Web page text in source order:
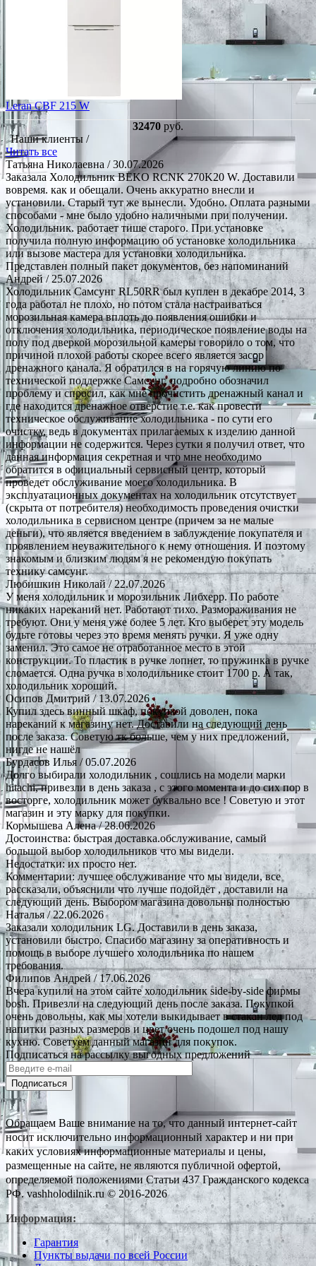
Leran CBF 215 W
32470 руб.
Наши клиенты /
Читать все
Татьяна Николаевна / 30.07.2026
Заказала Холодильник BEKO RCNK 270K20 W. Доставили
вовремя. как и обещали. Очень аккуратно внесли и
установили. Старый тут же вынесли. Удобно. Оплата разными
способами - мне было удобно наличными при получении.
Холодильник. работает тише старого. При установке
получила полную информацию об установке холодильника
или вызове мастера для установки холодильника.
Представлен полный пакет документов, без напоминаний
Андрей/ 25.07.2026
Холодильник Самсунг RL50RR был куплен в декабре 2014, 3
года работал не плохо, но потом стала настраиваться
морозильная камера вплоть до появления ошибки и
отключения холодильника, периодическое появление воды на
полу под дверкой морозильной камеры говорило о том, что
причиной плохой работы скорее всего является засор
дренажного канала. Я обратился в на горячую линию по
технической поддержке Самсунг, подробно обозначил
проблему и спросил, как мне прочистить дренажный канал и
где находится дренажное отверстие т.е. как провести
техническое обслуживание холодильника - по сути его
очистку, ведь в документах прилагаемых к изделию данной
информации не содержится. Через сутки я получил ответ, что
данная информация секретная и что мне необходимо
обратится в официальный сервисный центр, который
проведет обслуживание моего холодильника. В
эксплуатационных документах на холодильник отсутствует
(скрыта от потребителя) необходимость проведения очистки
холодильника в сервисном центре (причем за не малые
деньги), что является введением в заблуждение покупателя и
проявлением неуважительного к нему отношения. И поэтому
знакомым и близким людям я не рекомендую покупать
технику самсунг.
Любишкин Николай/ 22.07.2026
У меня холодильник и морозильник Либхерр. По работе
никаких нареканий нет. Работают тихо. Размораживания не
требуют. Они у меня уже более 5 лет. Кто выберет эту модель
будьте готовы через это время менять ручки. Я уже одну
заменил. Это самое не отработанное место в этой
конструкции. То пластик в ручке лопнет, то пружинка в ручке
сломается. Одна ручка в холодильнике стоит 1700 р. А так,
холодильник хороший.
Осипов Дмитрий/ 13.07.2026
Купил здесь винный шкаф, покупкой доволен, пока
нареканий к магазину нет. Доставили на следующий день
после заказа. Советую тк больше, чем у них предложений,
нигде не нашёл
Бурдасов Илья / 05.07.2026
Долго выбирали холодильник , сошлись на модели марки
hitachi, привезли в день заказа , с этого момента и до сих пор в
восторге, холодильник может буквально все ! Советую и этот
магазин и эту марку для покупки.
Кормышева Алена/ 28.06.2026
Достоинства: быстрая доставка.обслуживание, самый
большой выбор холодильников что мы видели.
Недостатки: их просто нет.
Комментарии: лучшее обслуживание что мы видели, все
рассказали, объяснили что лучше подойдёт , доставили на
следующий день. Выбором магазина довольны полностью
Наталья/ 22.06.2026
Заказали холодильник LG. Доставили в день заказа,
установили быстро. Спасибо магазину за оперативность и
помощь в выборе лучшего холодильника по нашем
требования.
Филипов Андрей/ 17.06.2026
Вчера купили на этом сайте холодильник side-by-side фирмы
bosh. Привезли на следующий день после заказа. Покупкой
очень довольны, как мы хотели выкидывает в стакан лед под
напитки разных размеров и цвет очень подошел под нашу
кухню. Советуем данный магазин для покупок.
Подписаться на рассылку выгодных предложений
Подписаться
Обращаем Ваше внимание на то, что данный интернет-сайт
носит исключительно информационный характер и ни при
каких условиях информационные материалы и цены,
размещенные на сайте, не являются публичной офертой,
определяемой положениями Статьи 437 Гражданского кодекса
РФ. vashholodilnik.ru © 2016-2026
Информация:
Гарантия
Пункты выдачи по всей России